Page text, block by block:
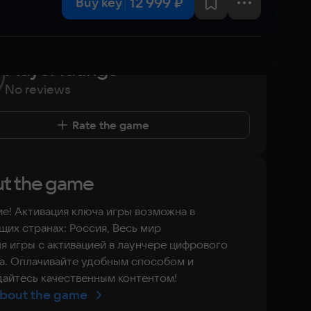
Player ratings
No reviews
Rate the game
the game
Активация ключа игры возможна в
странах: Россия, Весь мир
игры с активацией в лаунчере цифрового
Оплачивайте удобным способом и
качественным контентом!
the game